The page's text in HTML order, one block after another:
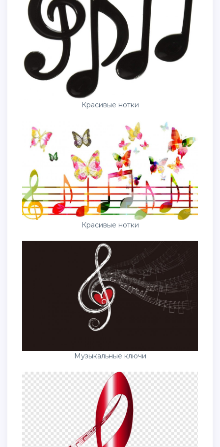
Красивые нотки
Красивые нотки
Музыкальные ключи